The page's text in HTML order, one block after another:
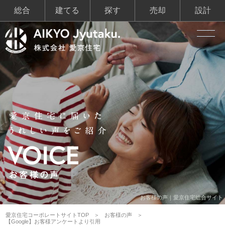
総合 建てる 探す 売却 設計
お客様の声｜愛京住宅総合サイト
愛京住宅コーポレートサイトTOP
お客様の声
【Google】お客様アンケートより引用